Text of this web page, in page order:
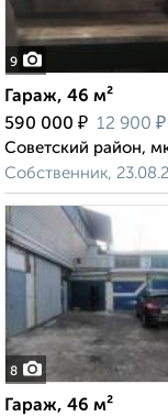
9
Гараж, 46 м²
590 000 ₽ 12 900 ₽
Советский район,
Собственник,
8
Гараж, 46 м²